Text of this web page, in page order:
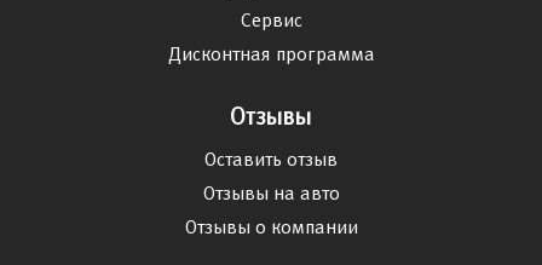
Сервис
Дисконтная программа
Отзывы
Оставить отзыв
Отзывы на авто
Отзывы о компании